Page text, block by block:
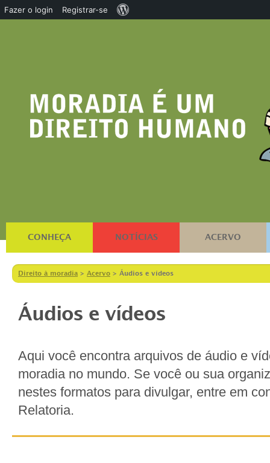
CONHEÇA NOTÍCIAS ACERVO
Direito à moradia > Acervo > Áudios e vídeos
Áudios e vídeos
Aqui você encontra arquivos de áudio e
moradia no mundo. Se você ou sua
nestes formatos para divulgar, entre em
Relatoria.
Fazer o login Registrar-se